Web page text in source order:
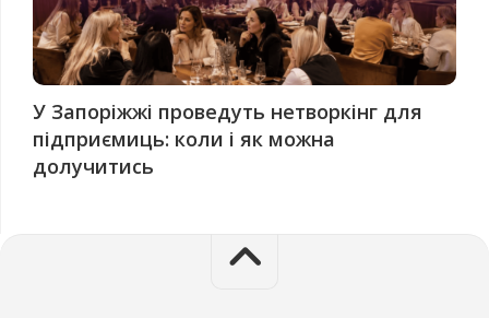
У Запоріжжі проведуть нетворкінг для
підприємиць: коли і як можна
долучитись